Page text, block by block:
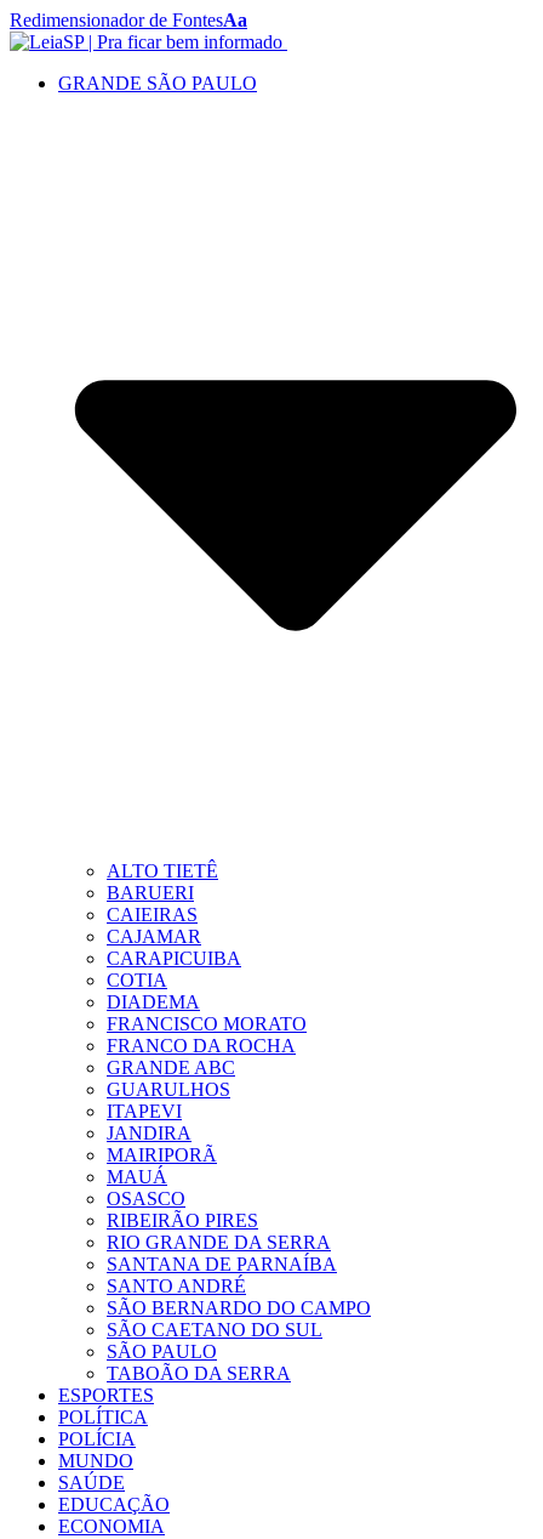
Redimensionador de FontesAa
GRANDE SÃO PAULO
ALTO TIETÊ
BARUERI
CAIEIRAS
CAJAMAR
CARAPICUIBA
COTIA
DIADEMA
FRANCISCO MORATO
FRANCO DA ROCHA
GRANDE ABC
GUARULHOS
ITAPEVI
JANDIRA
MAIRIPORÃ
MAUÁ
OSASCO
RIBEIRÃO PIRES
RIO GRANDE DA SERRA
SANTANA DE PARNAÍBA
SANTO ANDRÉ
SÃO BERNARDO DO CAMPO
SÃO CAETANO DO SUL
SÃO PAULO
TABOÃO DA SERRA
ESPORTES
POLÍTICA
POLÍCIA
MUNDO
SAÚDE
EDUCAÇÃO
ECONOMIA